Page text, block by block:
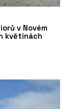
v Novém
květinách